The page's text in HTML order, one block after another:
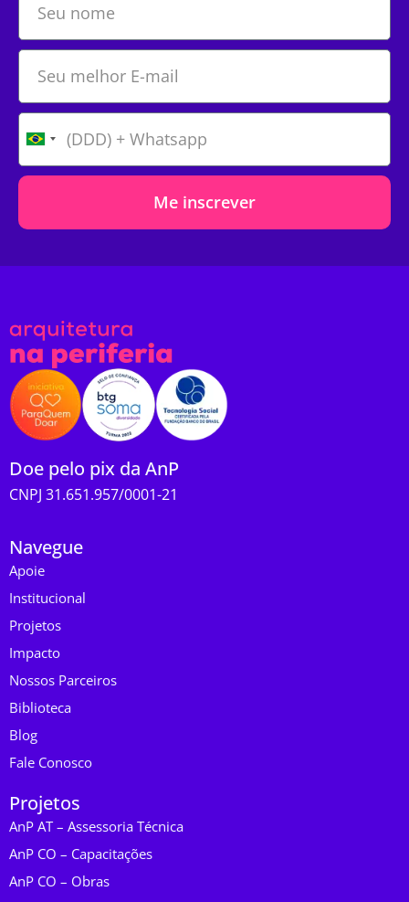
Me inscrever
Doe pelo pix da AnP
CNPJ 31.651.957/0001-21
Navegue
Apoie
Institucional
Projetos
Impacto
Nossos Parceiros
Biblioteca
Blog
Fale Conosco
Projetos
AnP AT – Assessoria Técnica
AnP CO – Capacitações
AnP CO – Obras